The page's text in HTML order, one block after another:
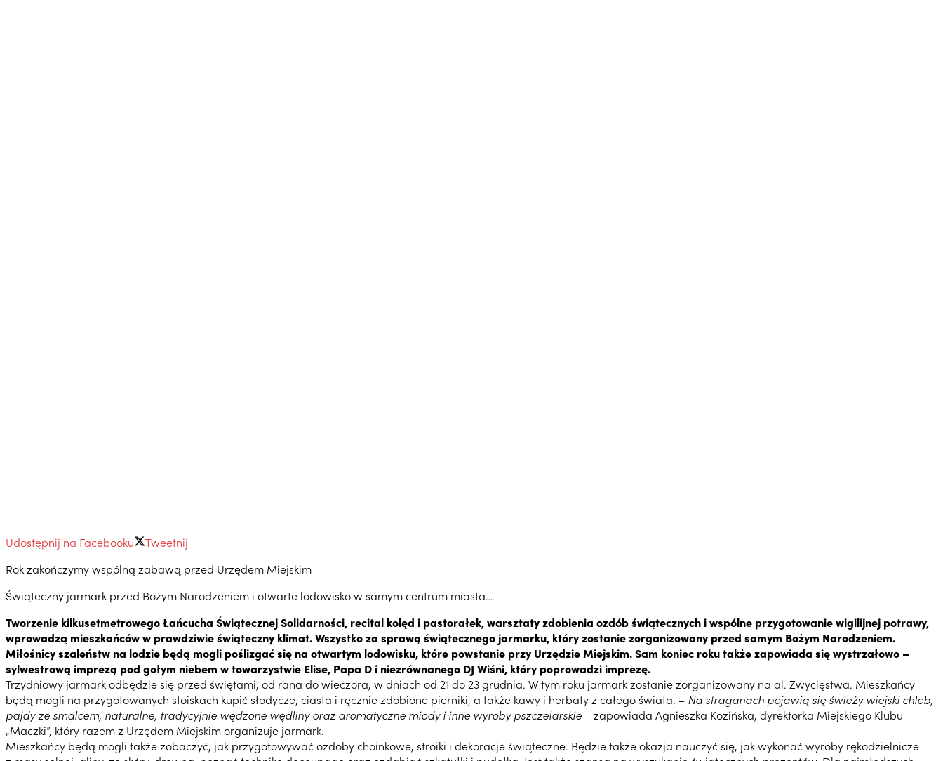
Udostępnij na Facebooku
Tweetnij
Rok zakończymy wspólną zabawą przed Urzędem Miejskim
Świąteczny jarmark przed Bożym Narodzeniem i otwarte lodowisko w samym centrum miasta…
Tworzenie kilkusetmetrowego Łańcucha Świątecznej Solidarności, recital kolęd i pastorałek, warsztaty zdobienia ozdób świątecznych i wspólne przygotowanie wigilijnej potrawy,
wprowadzą mieszkańców w prawdziwie świąteczny klimat. Wszystko za sprawą świątecznego jarmarku, który zostanie zorganizowany przed samym Bożym Narodzeniem.
Miłośnicy szaleństw na lodzie będą mogli poślizgać się na otwartym lodowisku, które powstanie przy Urzędzie Miejskim. Sam koniec roku także zapowiada się wystrzałowo –
sylwestrową imprezą pod gołym niebem w towarzystwie Elise, Papa D i niezrównanego DJ Wiśni, który poprowadzi imprezę.
Trzydniowy jarmark odbędzie się przed świętami, od rana do wieczora, w dniach od 21 do 23 grudnia. W tym roku jarmark zostanie zorganizowany na al. Zwycięstwa. Mieszkańcy
będą mogli na przygotowanych stoiskach kupić słodycze, ciasta i ręcznie zdobione pierniki, a także kawy i herbaty z całego świata. – Na straganach pojawią się świeży wiejski chleb,
pajdy ze smalcem, naturalne, tradycyjnie wędzone wędliny oraz aromatyczne miody i inne wyroby pszczelarskie – zapowiada Agnieszka Kozińska, dyrektorka Miejskiego Klubu
„Maczki”, który razem z Urzędem Miejskim organizuje jarmark.
Mieszkańcy będą mogli także zobaczyć, jak przygotowywać ozdoby choinkowe, stroiki i dekoracje świąteczne. Będzie także okazja nauczyć się, jak wykonać wyroby rękodzielnicze